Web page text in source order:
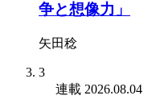
争と想像力」
矢田稔
3
連載 2026.08.04